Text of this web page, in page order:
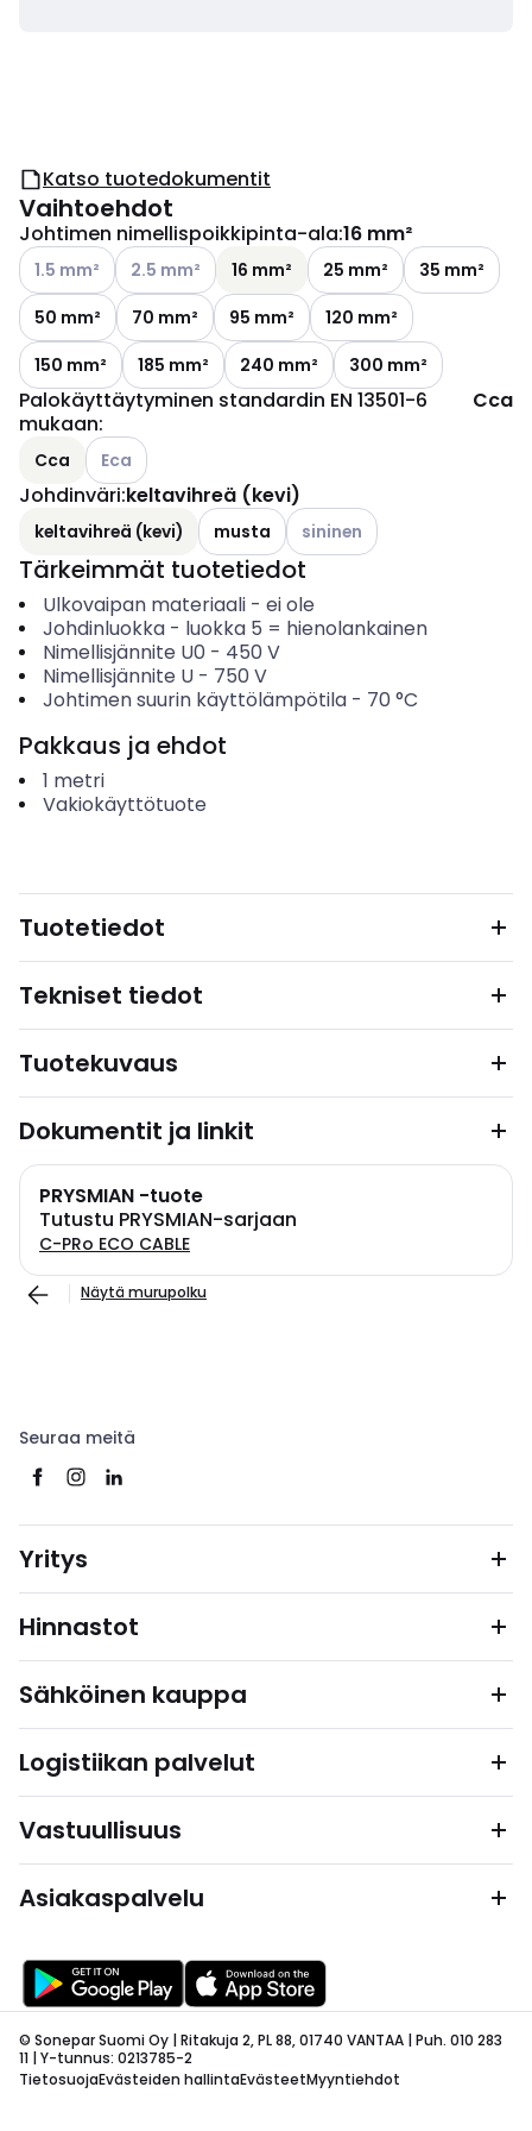
Katso tuotedokumentit
Vaihtoehdot
Johtimen nimellispoikkipinta-ala:16 mm²
Katso käytettävissä olevat vaihtoehdot
1.5 mm² Katso käytettävissä olevat vaihtoehdot
2.5 mm² 16 mm² 25 mm²
35 mm²
50 mm²
70 mm² 95 mm²
120 mm²
150 mm²
185 mm² 240 mm² 300 mm²
Palokäyttäytyminen standardin EN 13501-6
mukaan:
Cca
Cca Katso käytettävissä olevat vaihtoehdot
Eca
Johdinväri:keltavihreä (kevi)
keltavihreä (kevi) musta Katso käytettävissä olevat
sininen
Tärkeimmät tuotetiedot
Ulkovaipan materiaali- ei ole
Johdinluokka- luokka 5 = hienolankainen
Nimellisjännite U0 - 450 V
Nimellisjännite U- 750 V
Johtimen suurin käyttölämpötila- 70 °C
Pakkaus ja ehdot
1 metri
Vakiokäyttötuote
Tuotetiedot
Tekniset tiedot
Tuotekuvaus
Dokumentit ja linkit
PRYSMIAN -tuote
Tutustu PRYSMIAN-sarjaan
C-PRo ECO CABLE
Näytä murupolku
Seuraa meitä
Yritys
Hinnastot
Sähköinen kauppa
Logistiikan palvelut
Vastuullisuus
Asiakaspalvelu
© Sonepar Suomi Oy | Ritakuja 2, PL 88, 01740 VANTAA | Puh. 010 283
11 | Y-tunnus: 0213785-2
TietosuojaEvästeiden hallintaEvästeetMyyntiehdot